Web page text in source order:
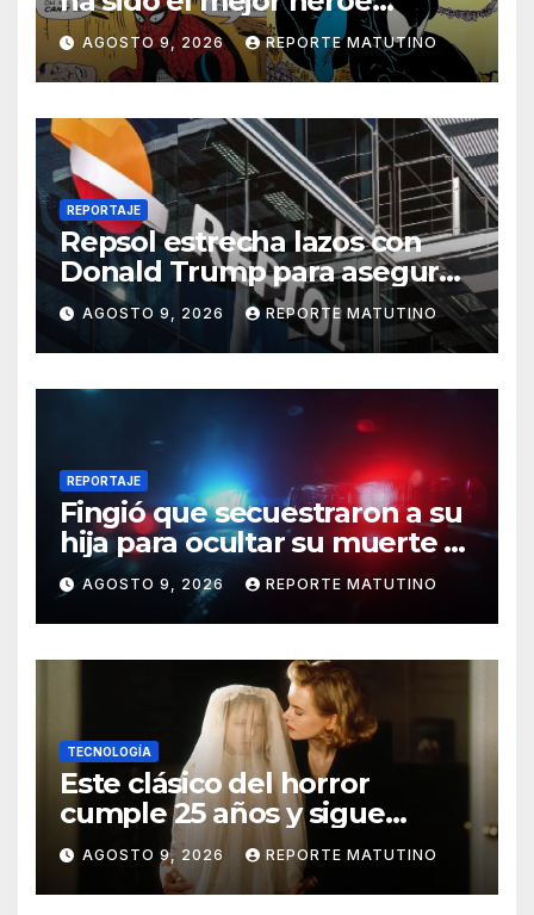
del cómic
AGOSTO 9, 2026 REPORTE MATUTINO
REPORTAJE
Repsol estrecha lazos con
Donald Trump para asegurar
negocios en Venezuela
AGOSTO 9, 2026 REPORTE MATUTINO
REPORTAJE
Fingió que secuestraron a su
hija para ocultar su muerte y
así la policía descubrió el
engaño
AGOSTO 9, 2026 REPORTE MATUTINO
TECNOLOGÍA
Este clásico del horror
cumple 25 años y sigue
siendo estupendo (y lo
puedes ver en Netflix)
AGOSTO 9, 2026 REPORTE MATUTINO